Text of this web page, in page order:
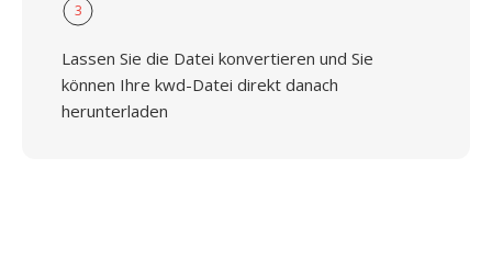
3
Lassen Sie die Datei konvertieren und Sie
können Ihre kwd-Datei direkt danach
herunterladen